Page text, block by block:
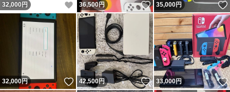
32,000 円 いいね！
36,500円 いいね！
35,000円
32,000円 いいね！
42,500円 いいね！
33,000円